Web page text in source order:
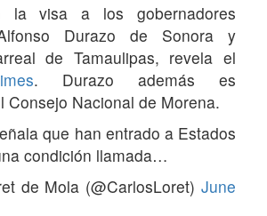
la visa a los gobernadores
Durazo de Sonora y
de Tamaulipas, revela el
. Durazo además es
Consejo Nacional de Morena.
que han entrado a Estados
condición llamada…
de Mola (@CarlosLoret) June